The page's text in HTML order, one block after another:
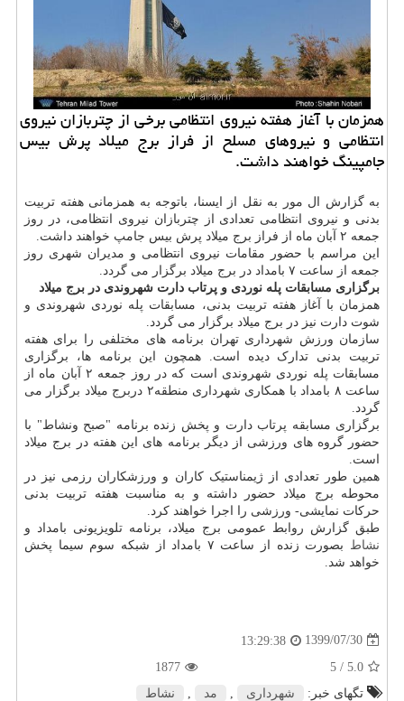
همزمان با آغاز هفته نیروی انتظامی برخی از چتربازان نیروی
انتظامی و نیروهای مسلح از فراز برج میلاد پرش بیس
جامپینگ خواهند داشت.
به گزارش ال مور به نقل از ایسنا، باتوجه به همزمانی هفته تربیت
بدنی و نیروی انتظامی تعدادی از چتربازان نیروی انتظامی، در روز
جمعه ۲ آبان ماه از فراز برج میلاد پرش بیس جامپ خواهند داشت.
این مراسم با حضور مقامات نیروی انتظامی و مدیران شهری روز
جمعه از ساعت ۷ بامداد در برج میلاد برگزار می گردد.
برگزاری مسابقات پله نوردی و پرتاب دارت شهروندی در برج میلاد
همزمان با آغاز هفته تربیت بدنی، مسابقات پله نوردی شهروندی و
شوت دارت نیز در برج میلاد برگزار می گردد.
سازمان ورزش شهرداری تهران برنامه های مختلفی را برای هفته
تربیت بدنی تدارک دیده است. همچون این برنامه ها، برگزاری
مسابقات پله نوردی شهروندی است که در روز جمعه ۲ آبان ماه از
ساعت ۸ بامداد با همکاری شهرداری منطقه۲ دربرج میلاد برگزار می
گردد.
برگزاری مسابقه پرتاب دارت و پخش زنده برنامه "صبح ونشاط" با
حضور گروه های ورزشی از دیگر برنامه های این هفته در برج میلاد
است.
همین طور تعدادی از ژیمناستیک کاران و ورزشکاران رزمی نیز در
محوطه برج میلاد حضور داشته و به مناسبت هفته تربیت بدنی
حرکات نمایشی- ورزشی را اجرا خواهند کرد.
طبق گزارش روابط عمومی برج میلاد، برنامه تلویزیونی بامداد و
نشاط
بصورت زنده از ساعت ۷ بامداد از شبکه سوم سیما پخش
خواهد شد.
1399/07/30
13:29:38
5.0
/ 5
1877
تگهای خبر:
شهرداری , مد , نشاط